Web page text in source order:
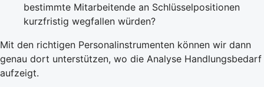
bestimmte Mitarbeitende an Schlüsselpositionen
kurzfristig wegfallen würden?
Mit den richtigen Personalinstrumenten können wir dann
genau dort unterstützen, wo die Analyse Handlungsbedarf
aufzeigt.